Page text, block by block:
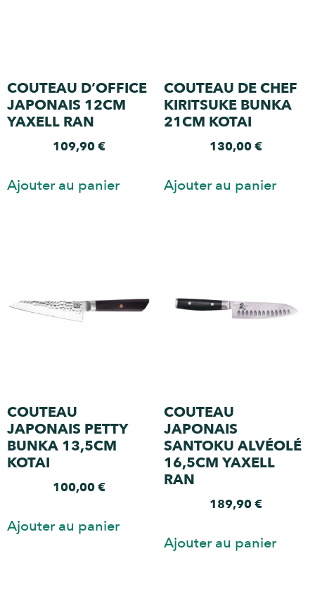
COUTEAU D’OFFICE
JAPONAIS 12CM
YAXELL RAN
109,90€
Ajouter au panier
COUTEAU DE CHEF
KIRITSUKE BUNKA
21CM KOTAI
130,00€
Ajouter au panier
COUTEAU
JAPONAIS PETTY
BUNKA 13,5CM
KOTAI
100,00€
Ajouter au panier
COUTEAU
JAPONAIS
SANTOKU ALVÉOLÉ
16,5CM YAXELL
RAN
189,90€
Ajouter au panier